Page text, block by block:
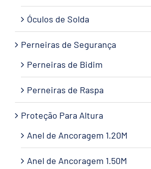
Óculos de Solda
Perneiras de Segurança
Perneiras de Bidim
Perneiras de Raspa
Proteção Para Altura
Anel de Ancoragem 1.20M
Anel de Ancoragem 1.50M